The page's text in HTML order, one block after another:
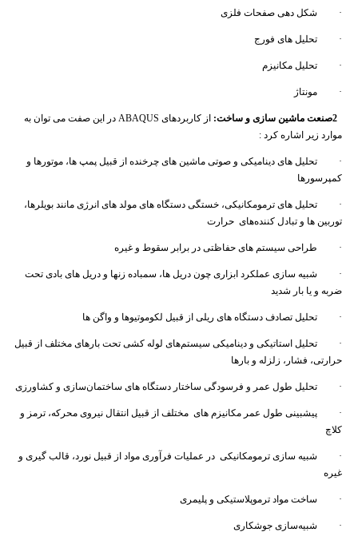
· شکل دهی صفحات فلزی
· تحلیل های فورج
· تحلیل مکانیزم
· مونتاژ
2صنعت ماشین سازی و ساخت:
از کاربردهای ABAQUS در این صفت می توان به
موارد زیر اشاره کرد :
· تحلیل های دینامیکی و صوتی ماشین های چرخنده از قبیل پمپ ها، موتورها و
کمپرسورها
· تحلیل های ترمومکانیکی، خستگی دستگاه های مولد های انرژی مانند بویلرها،
توربین ها و تبادل کننده‌های حرارت
· طراحی سیستم های حفاظتی در برابر سقوط و غیره
· شبیه سازی عملکرد ابزاری چون دریل ها، سمباده زنها و دریل های بادی تحت
ضربه و یا بار شدید
· تحلیل تصادف دستگاه های ریلی از قبیل لکوموتیوها و واگن ها
· تحلیل استاتیکی و دینامیکی سیستم‌های لوله کشی تحت بارهای مختلف از قبیل
حرارتی، فشار، زلزله و بارها
· تحلیل طول عمر و فرسودگی ساختار دستگاه های ساختمان‌سازی و کشاورزی
· پیشبینی طول عمر مکانیزم های مختلف از قبیل انتقال نیروی محرکه، ترمز و
کلاچ
· شبیه سازی ترمومکانیکی در عملیات فرآوری مواد از قبیل نورد، قالب ‌گیری و
غیره
· ساخت مواد ترموپلاستیکی و پلیمری
· شبیه‌سازی جوشکاری